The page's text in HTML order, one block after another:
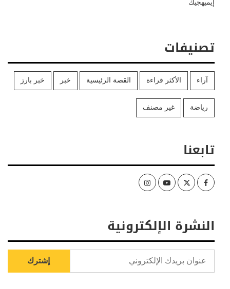
إيميهجيك
تصنيفات
آراء الأكثر قراءة القصة الرئيسية خبر خبر بارز
رياضة غير مصنف
تابعنا
Facebook
Twitter
Youtube
Instagram
النشرة الإلكترونية